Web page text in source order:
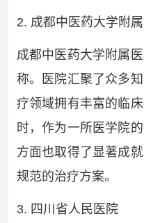
2. 成都中医药大学附
成都中医药大学附属
称。医院汇聚了众多
疗领域拥有丰富的临
时，作为一所医学院
方面也取得了显著成
规范的治疗方案。
3. 四川省人民医院